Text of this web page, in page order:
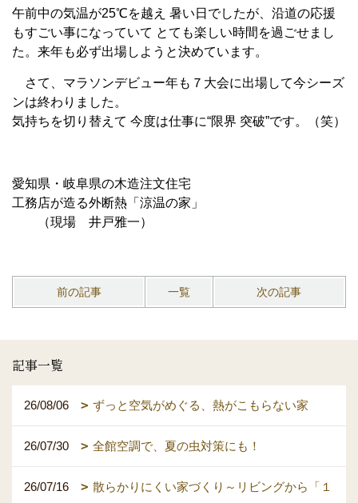
午前中の気温が25℃を越え 暑い日でしたが、沿道の応援
もすごい事になっていて とても楽しい時間を過ごせまし
た。来年も必ず出場しようと決めています。
さて、マラソンデビュー年も７大会に出場して今シーズ
ンは終わりました。
気持ちを切り替えて 今度は仕事に“限界 突破”です。（笑）
愛知県・岐阜県の木造注文住宅
工務店が造る外断熱「涼温の家」
（現場 井戸雅一）
前の記事 一覧 次の記事
記事一覧
26/08/06 ずっと空気がめぐる、熱がこもらない家
26/07/30 全館空調で、夏の虫対策にも！
26/07/16
散らかりにくい家づくり～リビングから「１